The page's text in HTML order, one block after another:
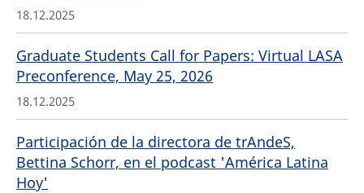
18.12.2025
Graduate Students Call for Papers: Virtual LASA
Preconference, May 25, 2026
18.12.2025
Participación de la directora de trAndeS,
Bettina Schorr, en el podcast 'América Latina
Hoy'